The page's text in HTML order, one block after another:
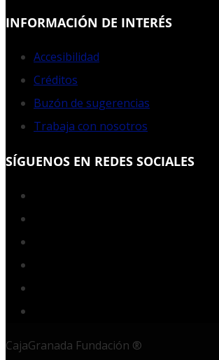
INFORMACIÓN DE INTERÉS
Accesibilidad
Créditos
Buzón de sugerencias
Trabaja con nosotros
SÍGUENOS EN REDES SOCIALES
CajaGranada Fundación ®